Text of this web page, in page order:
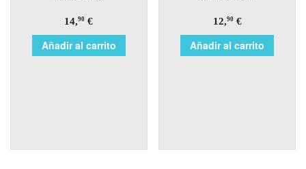
14,90 €
Añadir al carrito
12,90€
Añadir al carrito